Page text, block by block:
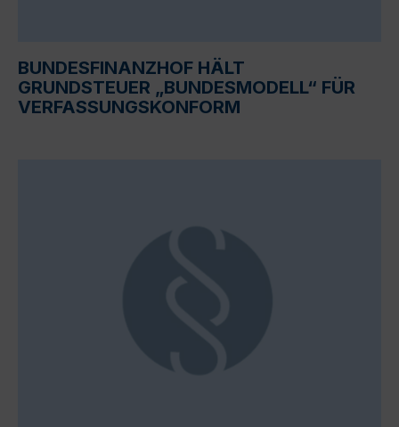
BUNDESFINANZHOF HÄLT
GRUNDSTEUER „BUNDESMODELL“ FÜR
VERFASSUNGSKONFORM